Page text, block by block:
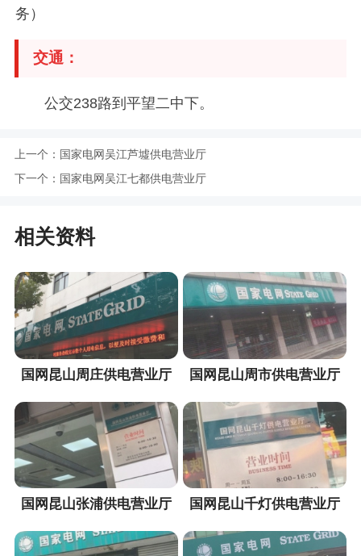
务）
交通：
公交238路到平望二中下。
上一个： 国家电网吴江芦墟供电营业厅
下一个： 国家电网吴江七都供电营业厅
相关资料
国网昆山周庄供电营业厅 国网昆山周市供电营业厅
国网昆山张浦供电营业厅 国网昆山千灯供电营业厅